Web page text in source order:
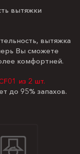
вытяжки
вытяжка
Вы сможете
комфортней.
из 2 шт.
до 95% запахов.